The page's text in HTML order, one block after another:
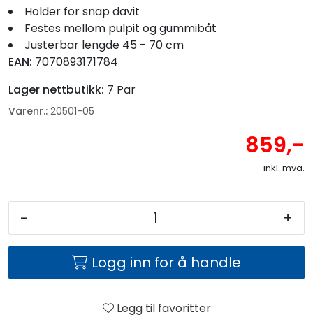
Holder for snap davit
Festes mellom pulpit og gummibåt
Justerbar lengde 45 - 70 cm
EAN: 7070893171784
Lager nettbutikk: 7 Par
Varenr.: 20501-05
859,-
inkl. mva.
- +
Logg inn for å handle
Legg til favoritter
Fritid/Sikkerhet
Båtpleie/Opplag
Seil